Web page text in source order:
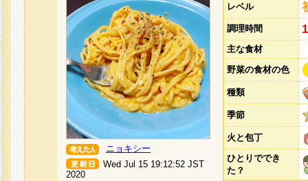
ニョキシー
Wed Jul 15 19:12:52 JST
2020
レベル
調理時間
主な食材
野菜の食材の色
種類
季節
火と包丁
ひとりででき
た？